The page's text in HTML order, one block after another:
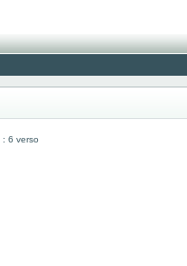
: 6 verso